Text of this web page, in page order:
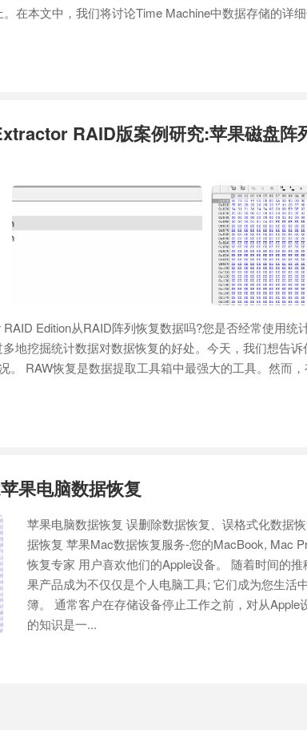
在本文中，我们将讨论Time Machine中数据存储的详
RAID版案例研究:苹果磁盘阵
Edition从RAID阵列恢复数据吗?您是否经常使用统
地挖掘统计数据对数据恢复的好处。今天，我们想告
。 RAW恢复是数据提取工具箱中最强大的工具。然而
果电脑数据恢复
苹果电脑数据恢复 误删除数据恢复、误格式化数据
据恢复 苹果Mac数据恢复服务-您的MacBook, Mac
恢复专家 用户喜欢他们的Apple设备。 随着时间的
果产品成为不仅仅是个人电脑工具; 它们成为您生活
簿。 通常客户在存储设备停止工作之前，对从Apple
的知识是一...